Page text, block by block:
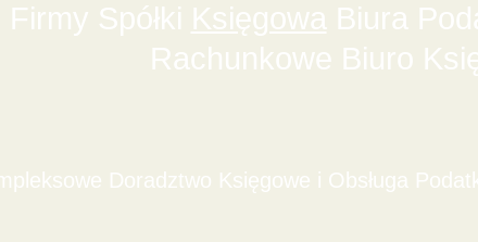
Spółki Księgowa Biura
Rachunkowe Biuro
Doradztwo Księgowe i Obsługa